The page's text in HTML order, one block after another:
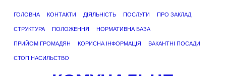
ГОЛОВНА КОНТАКТИ ДІЯЛЬНІСТЬ ПОСЛУГИ ПРО ЗАКЛАД
СТРУКТУРА ПОЛОЖЕННЯ НОРМАТИВНА БАЗА
ПРИЙОМ ГРОМАДЯН КОРИСНА ІНФОРМАЦІЯ ВАКАНТНІ ПОСАДИ
СТОП НАСИЛЬСТВО